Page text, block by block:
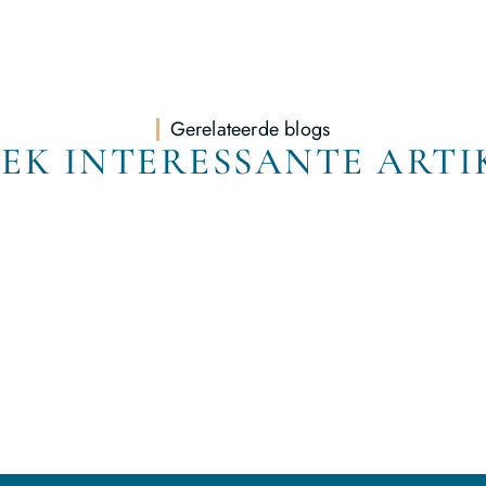
Gerelateerde blogs
INTERESSANTE